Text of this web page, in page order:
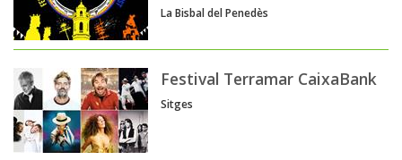
La Bisbal del Penedès
Festival Terramar CaixaBank
Sitges